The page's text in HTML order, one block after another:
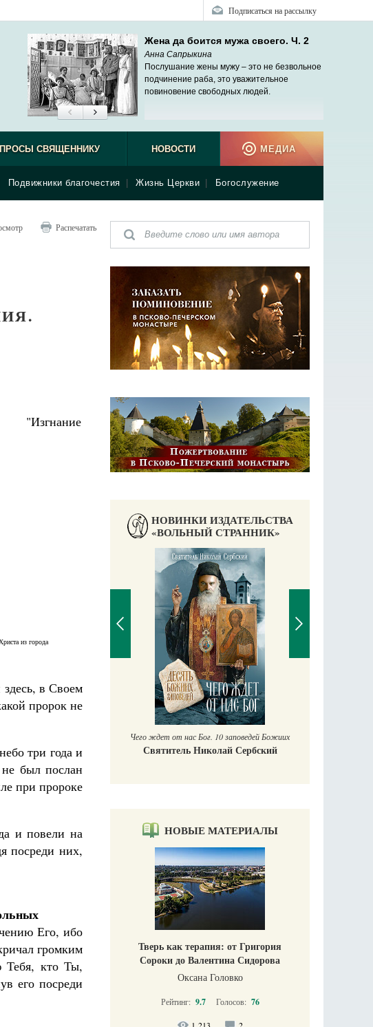
Подписаться на рассылку
Жена да боится мужа своего. Ч. 2
Анна Сапрыкина
Послушание жены мужу – это не безвольное
подчинение раба, это уважительное
повиновение свободных людей.
Подвижники благочестия Жизнь Церкви Богослужение
СВЯЩЕННИКУ НОВОСТИ МЕДИА
Распечатать
из города
в Своем
пророк не
три года и
был послан
при пророке
и повели на
посреди них,
Его, ибо
громким
Тебя, кто Ты,
его посреди
НОВИНКИ ИЗДАТЕЛЬСТВА
«ВОЛЬНЫЙ СТРАННИК»
Победоносец. Научись у
Чего ждет от нас Бог. 10 заповедей Божиих
Святитель Николай Сербский
НОВЫЕ МАТЕРИАЛЫ
Тверь как терапия: от Григория
Сороки до Валентина Сидорова
Оксана Головко
Рейтинг: 9.7 Голосов: 76